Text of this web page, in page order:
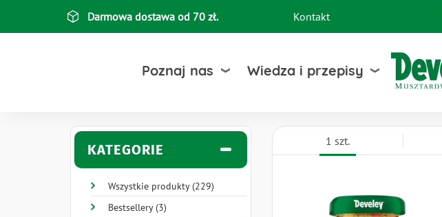
Darmowa dostawa od 70 zł. Kontakt
Poznaj nas Wiedza i przepisy
KATEGORIE
Wszystkie produkty (229)
Bestsellery (3)
1 szt.